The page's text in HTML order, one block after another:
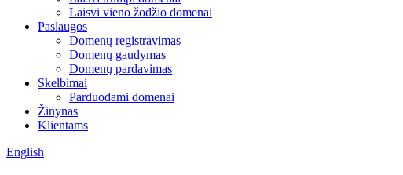
Laisvi vieno žodžio domenai
Paslaugos
Domenų registravimas
Domenų gaudymas
Domenų pardavimas
Skelbimai
Parduodami domenai
Žinynas
Klientams
English